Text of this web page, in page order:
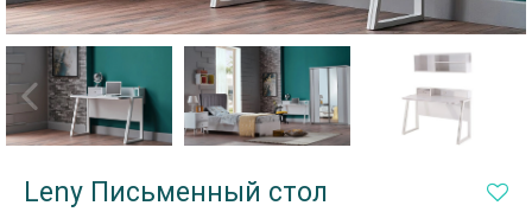
Leny Письменный стол